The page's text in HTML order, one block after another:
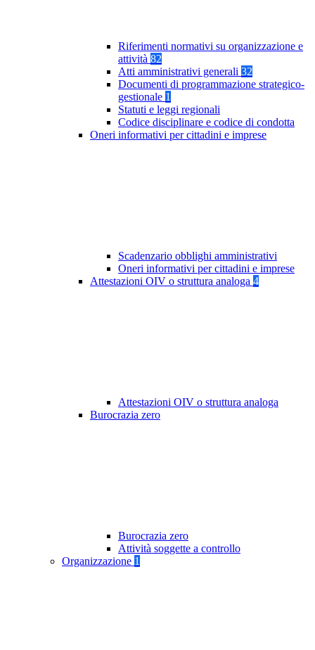
Riferimenti normativi su organizzazione e
attività 82
Atti amministrativi generali 32
Documenti di programmazione strategico-
gestionale 1
Statuti e leggi regionali
Codice disciplinare e codice di condotta
Oneri informativi per cittadini e imprese
Scadenzario obblighi amministrativi
Oneri informativi per cittadini e imprese
Attestazioni OIV o struttura analoga 4
Attestazioni OIV o struttura analoga
Burocrazia zero
Burocrazia zero
Attività soggette a controllo
Organizzazione 1